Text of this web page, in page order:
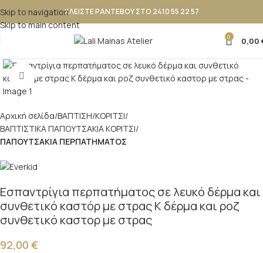
Skip to navigation
Skip to main content
ΚΛΕΙΣΤΕ ΡΑΝΤΕΒΟΥ ΣΤΟ 2410 55 22 57
0 0,00
Κλικ για μεγέθυνση
Αρχική σελίδα ΒΑΠΤΙΣΗ ΚΟΡΙΤΣΙ
ΒΑΠΤΙΣΤΙΚΑ ΠΑΠΟΥΤΣΑΚΙΑ ΚΟΡΙΤΣΙ
ΠΑΠΟΥΤΣΑΚΙΑ ΠΕΡΠΑΤΗΜΑΤΟΣ
Εσπαντρίγια περπατήματος σε λευκό δέρμα και
συνθετικό καστόρ με στρας K δέρμα και ροζ
συνθετικό καστορ με στρας
92,00 €